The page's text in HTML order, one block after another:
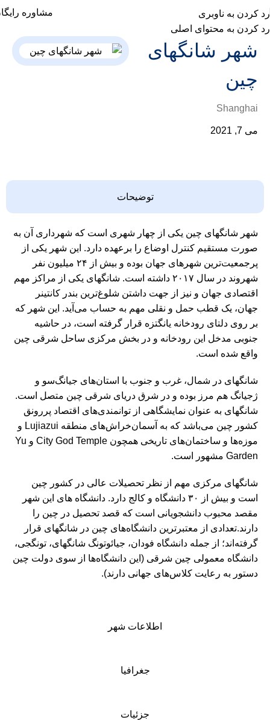
رد کردن به ناوبری
رد کردن به محتوای اصلی
مشاوره
شهر شانگهای
چین
Shanghai
می 7, 2021
توضیحات
اطلاعات شهر
جغرافیا
جزئیات
شهر شانگهای چین یکی از چهار شهری است که شهرداری آن به
صورت مستقیم کنترل اوضاع را برعهده دارد. این شهر یکی از
پرجمعیت‌ترین شهر‌های جهان بوده و بیش از ۲۴ میلیون نفر
شهروند در سال ۲۰۱۷ داشته است. شانگهای یکی از مراکز مهم
اقتصادی جهان و نیز از جهت داشتن شلوغ‌ترین بندر کانتینر
جهان، یک قطب حمل و نقلی مهم به حساب می‌آید. این شهر که
بر روی دلتای رودخانه یانگتزه قرار گرفته است، در حاشیه
جنوبی مدخل این رودخانه و در بخش مرکزی ساحل شرقی چین
واقع شده است.
شانگهای در شمال، غرب و جنوب با استان‌های جیانگ‌سو و
ژجیانگ هم مرز بوده و در شرق دریای شرقی چین متصل است.
شانگهای به عنوان نمایشگاهی از توانمندی‌های اقتصاد پررونق
کشور چین می‌باشد که به آسمان‌خراش‌های منطقه Lujiazui و
موزه‌ها و ساختمان‌های تاریخی همچون City God Temple و Yu
Garden مشهور است.
شانگهای مرکزی مهم از نظر تحصیلات عالی در کشور چین
است و بیش از ۳۰ دانشگاه و کالج دارد. دانشگاه های این شهر
مقصد محبوب دانشجویانی است که قصد تحصیل در چین را
دارند.تعدادی از معتبرترین دانشگاه‌های چین در شانگهای قرار
گرفته‌اند؛ از جمله دانشگاه فودان، جیائوتونگ شانگهای، تونگجی،
دانشگاه معمولی چین شرقی (این دانشگاه‌ها از سوی دولت چین
دستور به رعایت کلاس‌های جهانی دارند).